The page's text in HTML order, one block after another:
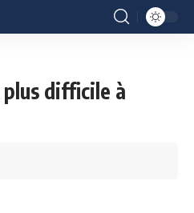
plus difficile à